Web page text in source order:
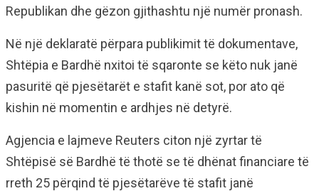
Republikan dhe gëzon gjithashtu një numër pronash.
Në një deklaratë përpara publikimit të dokumentave,
Shtëpia e Bardhë nxitoi të sqaronte se këto nuk janë
pasuritë që pjesëtarët e stafit kanë sot, por ato që
kishin në momentin e ardhjes në detyrë.
Agjencia e lajmeve Reuters citon një zyrtar të
Shtëpisë së Bardhë të thotë se të dhënat financiare të
rreth 25 përqind të pjesëtarëve të stafit janë